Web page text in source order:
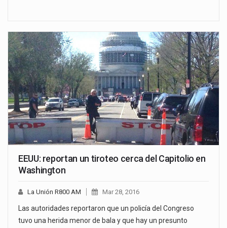
EEUU: reportan un tiroteo cerca del Capitolio en
Washington
La Unión R800 AM Mar 28, 2016
Las autoridades reportaron que un policía del Congreso
tuvo una herida menor de bala y que hay un presunto